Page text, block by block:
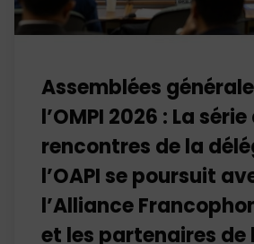
Assemblées
l’OMPI 2026 : La série
rencontres de la
l’OAPI se poursuit
l’Alliance
et les partenaires de